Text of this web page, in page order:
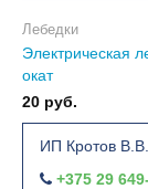
Лебедки
Электрическая
окат
20 руб.
ИП Кротов В.В.
+375 29